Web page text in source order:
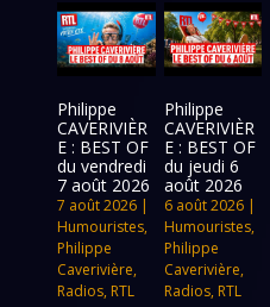
Philippe
CAVERIVIÈR
E : BEST OF
du vendredi
7 août 2026
7 août 2026 |
Humouristes,
Philippe
Caverivière,
Radios, RTL
Philippe
CAVERIVIÈR
E : BEST OF
du jeudi 6
août 2026
6 août 2026|
Humouristes,
Philippe
Caverivière,
Radios, RTL